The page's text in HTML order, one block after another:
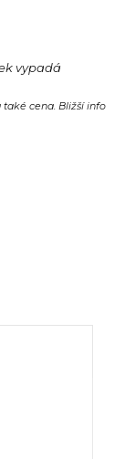
vypadá
také cena. Bližší info